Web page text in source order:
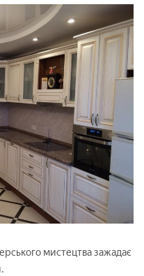
мистецтва зажадає